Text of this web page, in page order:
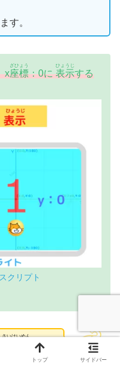
す。
x座標
ざひょう
：0に表示
ひょうじ
する
クリプト
さいはいめん
」…？
トップ サイドバー